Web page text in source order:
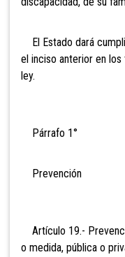
El Estado dará
el inciso anterior en
ley.
Párrafo 1°
Prevención
Artículo 19.-
o medida, pública o